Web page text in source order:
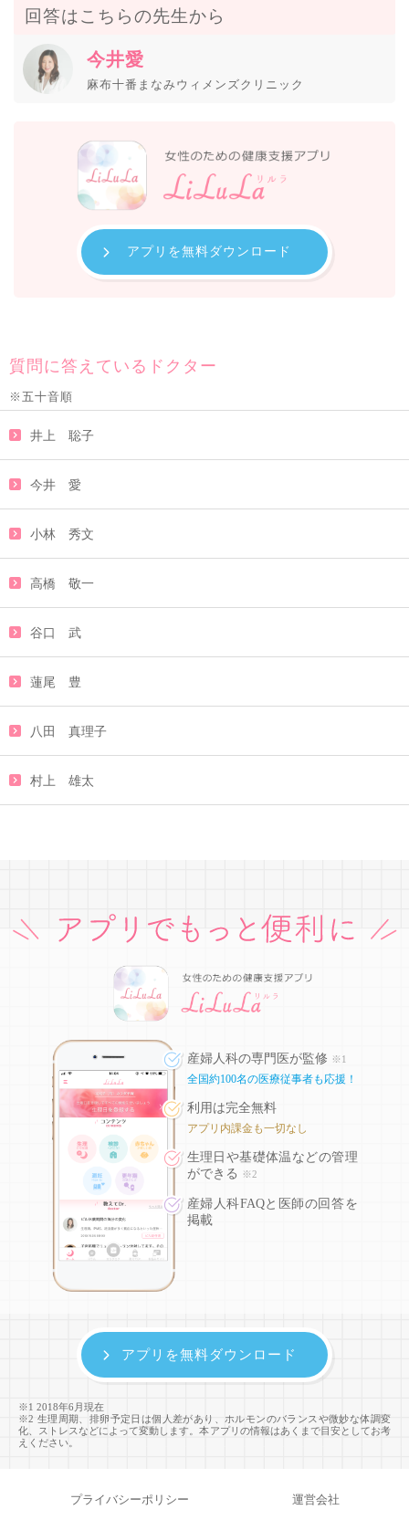
回答はこちらの先生から
今井愛
麻布十番まなみウィメンズクリニック
アプリを無料ダウンロード
質問に答えているドクター
※五十音順
井上 聡子
今井 愛
小林 秀文
高橋 敬一
谷口 武
蓮尾 豊
八田 真理子
村上 雄太
産婦人科の専門医が監修 ※1
全国約100名の医療従事者も応援！
利用は完全無料
アプリ内課金も一切なし
生理日や基礎体温などの管理
ができる
※2
産婦人科FAQと医師の回答を
掲載
※1 2018年6月現在
※2 生理周期、排卵予定日は個人差があり、ホルモンのバランスや微妙な体調変
化、ストレスなどによって変動します。本アプリの情報はあくまで目安としてお考
えください。
アプリを無料ダウンロード
プライバシーポリシー 運営会社